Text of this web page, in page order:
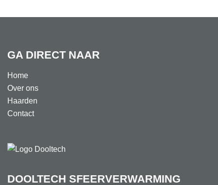
GA DIRECT NAAR
Home
Over ons
Haarden
Contact
DOOLTECH SFEERVERWARMING